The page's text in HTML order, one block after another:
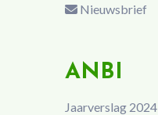
Nieuwsbrief
ANBI
Jaarverslag 2024